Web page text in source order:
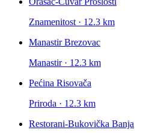
Znamenitost · 12.3 km
Manastir Brezovac
Manastir · 12.3 km
Pećina Risovača
Priroda · 12.3 km
Restorani-Bukovička Banja